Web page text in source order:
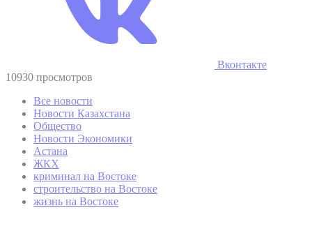
Вконтакте
10930 просмотров
Все новости
Новости Казахстана
Общество
Новости Экономики
Астана
ЖКХ
криминал на Востоке
строительство на Востоке
жизнь на Востоке